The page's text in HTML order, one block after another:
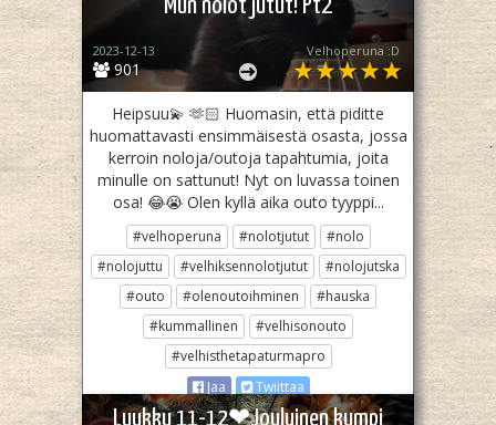
Mun nolot jutut! Pt2
901
2023-12-13 Velhoperuna :D
Heipsuu💫 🫶🏻 Huomasin, että piditte
huomattavasti ensimmäisestä osasta, jossa
kerroin noloja/outoja tapahtumia, joita
minulle on sattunut! Nyt on luvassa toinen
osa! 😂😭 Olen kyllä aika outo tyyppi...
#velhoperuna #nolotjutut
#nolo
#nolojuttu
#velhiksennolotjutut
#nolojutska
#outo
#olenoutoihminen
#hauska
#kummallinen
#velhisonouto
#velhisthetapaturmapro
Jaa
Twiittaa
Luukku 11-12❤Jouluinen kumpi